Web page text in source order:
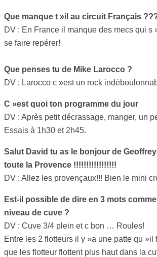
Que manque t »il au circuit Français
DV : En France il manque des mecs qui s
se faire repérer!
Que penses tu de Mike Larocco ?
DV : Larocco c »est un rock
C »est quoi ton programme du jour
DV : Après petit décrassage, manger, un
Essais à 1h30 et 2h45.
Salut David tu as le bonjour de
toute la Provence !!!!!!!!!!!!!!!!!
DV : Allez les provençaux!!! Bien le mini
Est-il possible de dire en 3 mots
niveau de cuve ?
DV : Cuve 3/4 plein et c bon … Roules!
Entre les 2 flotteurs il y »a une patte qu »il
que les flotteur flottent plus haut dans la